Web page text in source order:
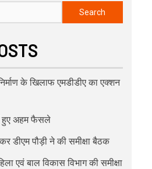
Search
के खिलाफ एमडीडीए का एक्शन
हुए अहम फैसले
डीएम पौड़ी ने की समीक्षा बैठक
एवं बाल विकास विभाग की समीक्षा